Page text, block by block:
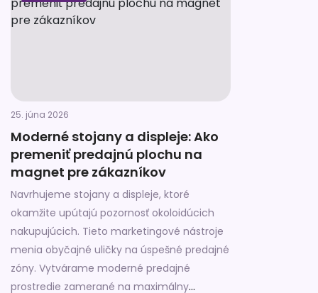
25. júna 2026
Moderné stojany a displeje: Ako
premeniť predajnú plochu na
magnet pre zákazníkov
Navrhujeme stojany a displeje, ktoré
okamžite upútajú pozornosť okoloidúcich
nakupujúcich. Tieto marketingové nástroje
menia obyčajné uličky na úspešné predajné
zóny. Vytvárame moderné predajné
prostredie zamerané na maximálny